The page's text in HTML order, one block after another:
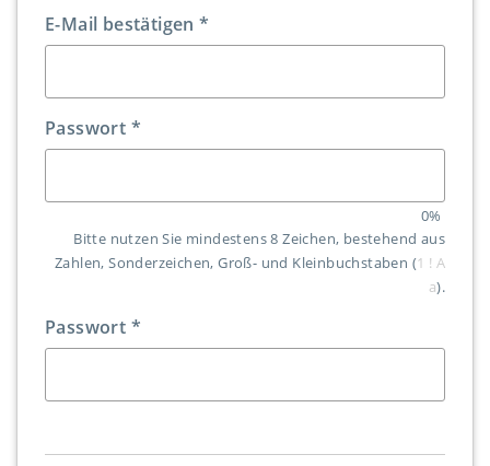
E-Mail bestätigen *
Passwort *
0%
Bitte nutzen Sie mindestens 8 Zeichen, bestehend aus
Zahlen, Sonderzeichen, Groß- und Kleinbuchstaben (1 ! A
a).
Passwort *